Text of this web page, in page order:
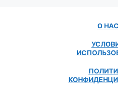
О НАС